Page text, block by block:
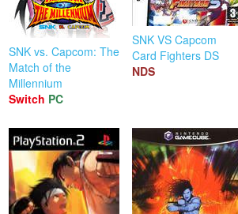
SNK vs. Capcom: The
Match of the
Millennium
Switch PC
SNK VS Capcom
Card Fighters DS
NDS